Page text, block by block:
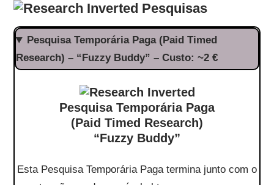
Pesquisas
Pesquisa Temporária Paga (Paid Timed
Research) – “Fuzzy Buddy” – Custo: ~2 €
Pesquisa Temporária Paga
(Paid Timed Research)
“Fuzzy Buddy”
Esta Pesquisa Temporária Paga termina junto com o